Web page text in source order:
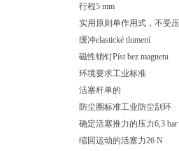
行程5 mm
实用原则单作用式，不受
缓冲elastické tlumení
磁性销钉Píst bez magnetu
环境要求工业标准
活塞杆单的
防尘圈标准工业防尘刮环
确定活塞推力的压力6,3 bar
缩回运动的活塞力26 N